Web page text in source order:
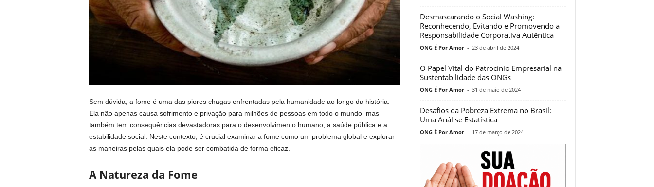
Sem dúvida, a fome é uma das piores chagas enfrentadas pela humanidade ao longo da história.
Ela não apenas causa sofrimento e privação para milhões de pessoas em todo o mundo, mas
também tem consequências devastadoras para o desenvolvimento humano, a saúde pública e a
estabilidade social. Neste contexto, é crucial examinar a fome como um problema global e explorar
as maneiras pelas quais ela pode ser combatida de forma eficaz.
A Natureza da Fome
Desmascarando o Social Washing:
Reconhecendo, Evitando e Promovendo a
Responsabilidade Corporativa Autêntica
ONG É Por Amor - 23 de abril de 2024
O Papel Vital do Patrocínio Empresarial na
Sustentabilidade das ONGs
ONG É Por Amor - 31 de maio de 2024
Desafios da Pobreza Extrema no Brasil:
Uma Análise Estatística
ONG É Por Amor - 17 de março de 2024